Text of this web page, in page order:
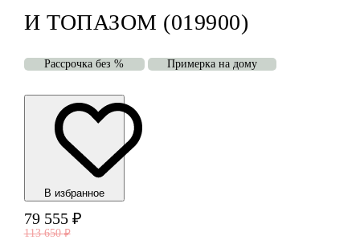
И ТОПАЗОМ (019900)
Рассрочка без % Примерка на дому
В избранноe
79 555 ₽
113 650 ₽